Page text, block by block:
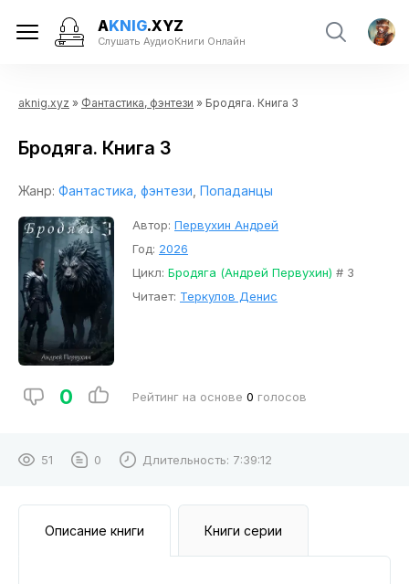
AKNIG.XYZ
Слушать АудиоКниги Онлайн
aknig.xyz » Фантастика, фэнтези » Бродяга. Книга 3
Бродяга. Книга 3
Жанр: Фантастика, фэнтези Попаданцы
Автор: Первухин Андрей
Год: 2026
Цикл: Бродяга (Андрей Первухин) # 3
Читает: Теркулов Денис
0 Рейтинг на основе 0 голосов
51 0 Длительность: 7:39:12
Описание книги Книги серии